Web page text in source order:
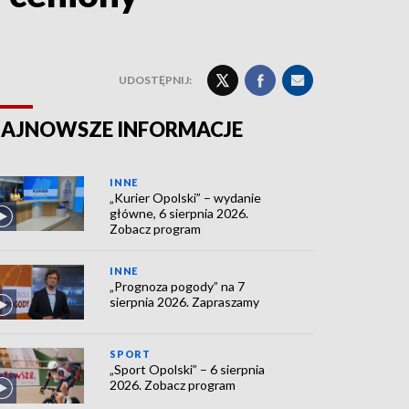
UDOSTĘPNIJ:
INFORMACJE
INNE
„Kurier Opolski” – wydanie
główne, 6 sierpnia 2026.
Zobacz program
INNE
„Prognoza pogody” na 7
sierpnia 2026. Zapraszamy
SPORT
„Sport Opolski” – 6 sierpnia
2026. Zobacz program